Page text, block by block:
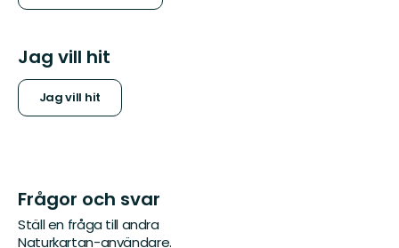
Jag vill hit
Jag vill hit
Frågor och svar
Ställ en fråga till andra
Naturkartan-användare.